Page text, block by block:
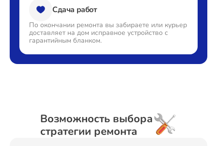
Сдача работ
По окончании ремонта вы забираете или курьер
доставляет на дом исправное устройство с
гарантийным бланком.
Возможность выбора
стратегии ремонта